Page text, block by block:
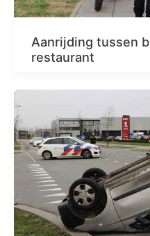
Aanrijding tussen
restaurant